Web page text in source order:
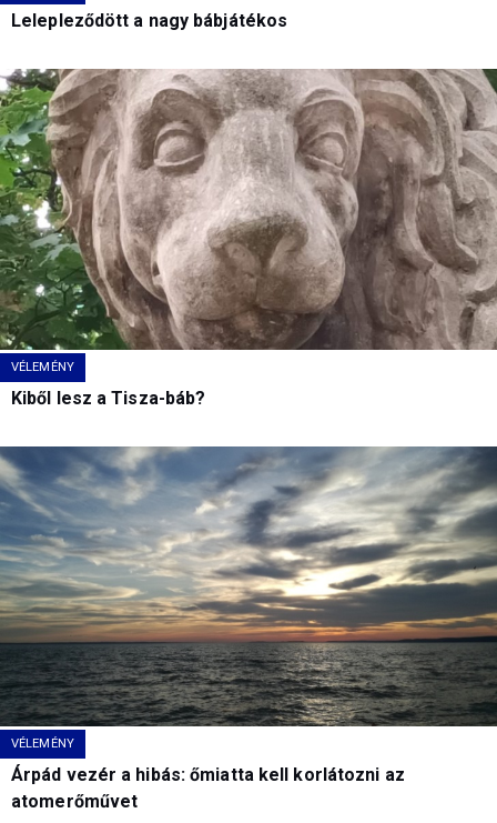
Lelepleződött a nagy bábjátékos
VÉLEMÉNY
Kiből lesz a Tisza-báb?
VÉLEMÉNY
Árpád vezér a hibás: őmiatta kell korlátozni az
atomerőművet